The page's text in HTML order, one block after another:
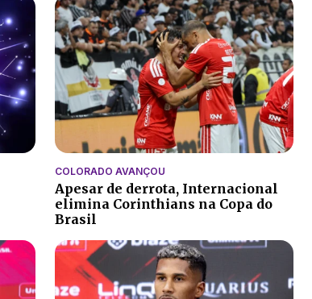
COLORADO AVANÇOU
Apesar de derrota, Internacional
elimina Corinthians na Copa do
Brasil